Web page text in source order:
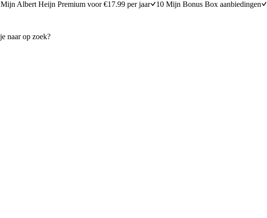
Mijn Albert Heijn Premium voor €17.99 per jaar 10 Mijn Bonus Box aanbiedingen